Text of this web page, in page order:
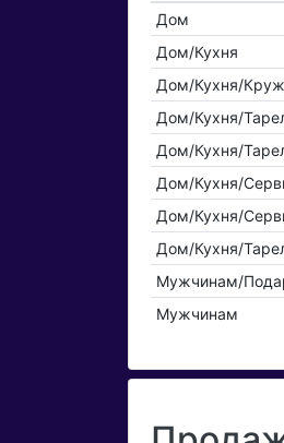
Дом
Дом/Кухня
Дом/Кухня/
Дом/Кухня/
Дом/Кухня/
Дом/Кухня/
Дом/Кухня/
Дом/Кухня/
Мужчинам/
Мужчинам